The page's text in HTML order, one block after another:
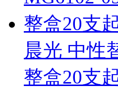
晨光 中性
整盒20支